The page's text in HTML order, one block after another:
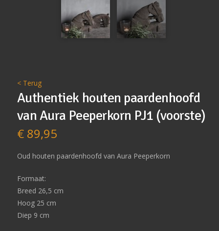
< Terug
Authentiek houten paardenhoofd
van Aura Peeperkorn PJ1 (voorste)
€89,95
Oud houten paardenhoofd van Aura Peeperkorn
Formaat:
Breed 26,5 cm
Hoog 25 cm
Diep 9 cm